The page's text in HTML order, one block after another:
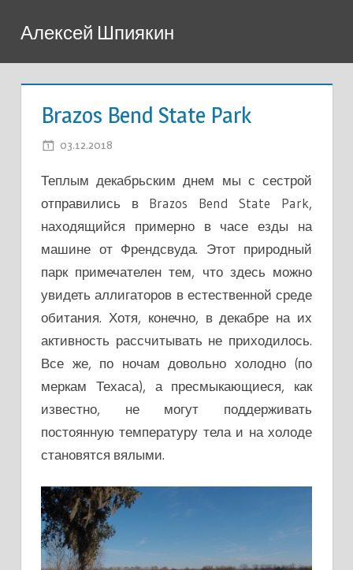
Алексей Шпиякин
Brazos Bend State Park
03.12.2018
Теплым декабрьским днем мы с сестрой
отправились в Brazos Bend State Park,
находящийся примерно в часе езды на
машине от Френдсвуда. Этот природный
парк примечателен тем, что здесь можно
увидеть аллигаторов в естественной среде
обитания. Хотя, конечно, в декабре на их
активность рассчитывать не приходилось.
Все же, по ночам довольно холодно (по
меркам Техаса), а пресмыкающиеся, как
известно, не могут поддерживать
постоянную температуру тела и на холоде
становятся вялыми.